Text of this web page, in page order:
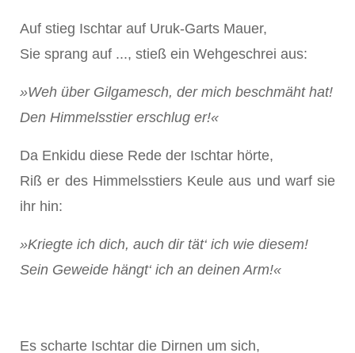
Auf stieg Ischtar auf Uruk-Garts Mauer,
Sie sprang auf ..., stieß ein Wehgeschrei aus:
»Weh über Gilgamesch, der mich beschmäht hat!
Den Himmelsstier erschlug er!«
Da Enkidu diese Rede der Ischtar hörte,
Riß er des Himmelsstiers Keule aus und warf sie
ihr hin:
»Kriegte ich dich, auch dir tät‘ ich wie diesem!
Sein Geweide hängt‘ ich an deinen Arm!«
Es scharte Ischtar die Dirnen um sich,